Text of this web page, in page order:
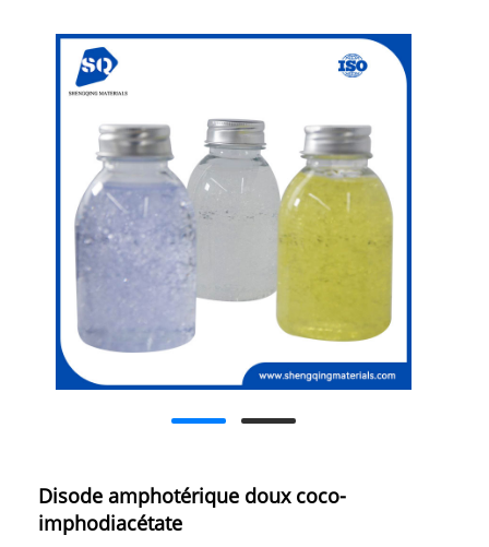
Disode amphotérique doux coco-
imphodiacétate